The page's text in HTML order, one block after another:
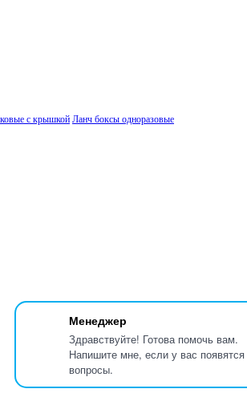
Менеджер
Здравствуйте! Готова помочь вам.
Напишите мне, если у вас появятся
вопросы.
с крышкой Ланч боксы одноразовые